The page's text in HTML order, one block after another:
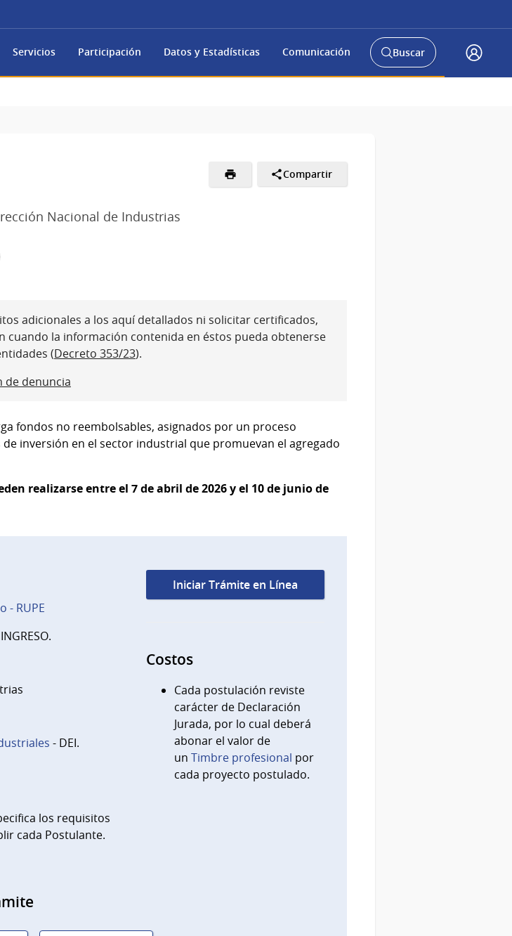
Servicios Participación Datos y Estadísticas Comunicación
Abrir
buscador
Buscar
Acceso
Compartir
Nacional de Industrias
adicionales a los aquí detallados ni solicitar certificados,
la información contenida en éstos pueda obtenerse
(Decreto 353/23).
de denuncia
fondos no reembolsables, asignados por un proceso
inversión en el sector industrial que promuevan el agregado
realizarse entre el 7 de abril de 2026 y el 10 de junio de
- RUPE
- DEI.
los requisitos
cada Postulante.
Iniciar Trámite en Línea
Costos
Cada postulación reviste
carácter de Declaración
Jurada, por lo cual deberá
abonar el valor de
un Timbre profesional por
cada proyecto postulado.